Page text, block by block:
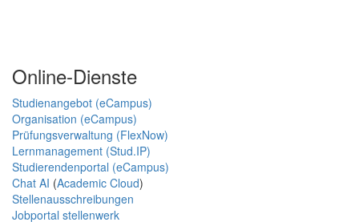
Online-Dienste
Studienangebot (eCampus)
Organisation (eCampus)
Prüfungsverwaltung (FlexNow)
Lernmanagement (Stud.IP)
Studierendenportal (eCampus)
Chat AI (Academic Cloud)
Stellenausschreibungen
Jobportal stellenwerk